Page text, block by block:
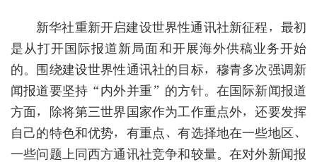
新华社重新开启建设世界性通讯社新征程，最初
是从打开国际报道新局面和开展海外供稿业务开始
的。围绕建设世界性通讯社的目标，穆青多次强调新
闻报道要坚持“内外并重”的方针。在国际新闻报道
方面，除将第三世界国家作为工作重点外，还要发挥
自己的特色和优势，有重点、有选择地在一些地区、
一些问题上同西方通讯社竞争和较量。在对外新闻报